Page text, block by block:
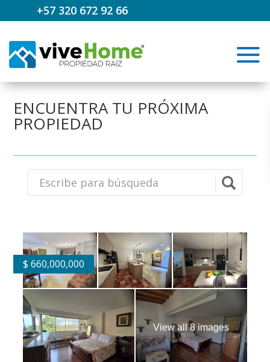
+57 320 672 92 66
ENCUENTRA TU PRÓXIMA
PROPIEDAD
$ 660,000,000
View all 8 images